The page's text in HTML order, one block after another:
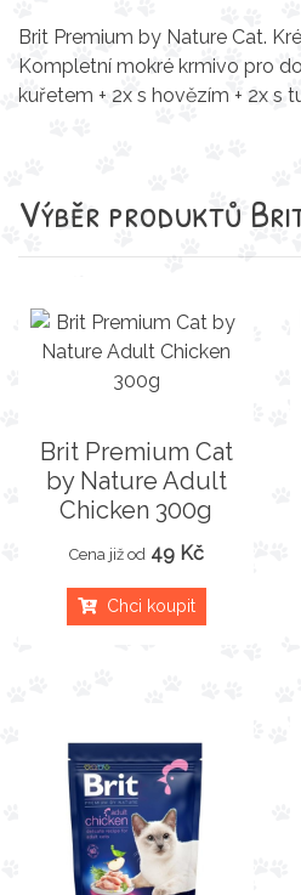
Brit Premium by Nature Cat.
Kompletní mokré krmivo pro
kuřetem + 2x s hovězím + 2x s
Výběr produktů
Brit Premium Cat
by Nature Adult
Chicken 300g
Cena již od 49 Kč
Chci koupit